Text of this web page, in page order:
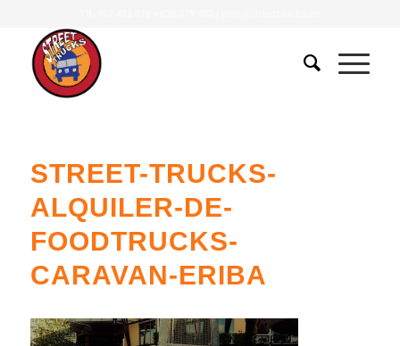
STREET-TRUCKS-
ALQUILER-DE-
FOODTRUCKS-
CARAVAN-ERIBA